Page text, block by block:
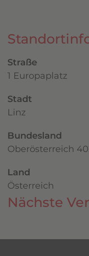
Straße
1 Europaplatz
Stadt
Linz
Bundesland
Oberösterreich
Land
Österreich
Nächste